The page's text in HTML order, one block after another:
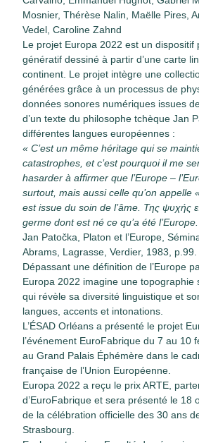
Mosnier, Thérèse Nalin, Maëlle Pires,
Vedel, Caroline Zahnd
Le projet Europa 2022 est un dispositif
génératif dessiné à partir d’une carte
continent. Le projet intègre une
générées grâce à un processus de
données sonores numériques issues
d’un texte du philosophe tchèque Jan
différentes langues européennes :
« C’est un même héritage qui se
catastrophes, et c’est pourquoi il me
hasarder à affirmer que l’Europe –
surtout, mais aussi celle qu’on appelle
est issue du soin de l’âme. Της ψυχής
germe dont est né ce qu’a été
Jan Patočka, Platon et l’Europe,
Abrams, Lagrasse, Verdier, 1983, p.99.
Dépassant une définition de l’Europe
Europa 2022 imagine une topographie
qui révèle sa diversité linguistique et
langues, accents et intonations.
L’ÉSAD Orléans a présenté le projet
l’événement EuroFabrique du 7 au 10
au Grand Palais Éphémère dans le
française de l’Union Européenne.
Europa 2022 a reçu le prix ARTE,
d’EuroFabrique et sera présenté le 18
de la célébration officielle des 30 ans
Strasbourg.